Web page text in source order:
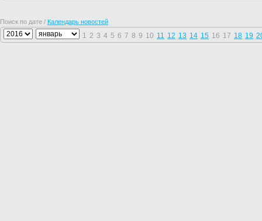
Поиск по дате / Календарь новостей
1 2 3 4 5 6 7 8 9 10 11 12 13 14 15 16 17 18 19